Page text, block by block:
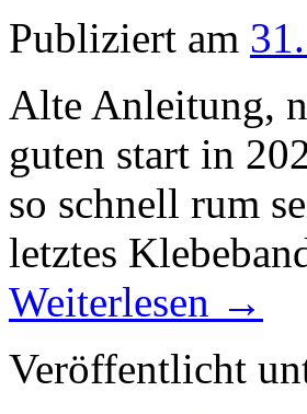
Publiziert am
Alte Anleitung,
guten start in
so schnell rum
letztes
Weiterlesen →
Veröffentlicht